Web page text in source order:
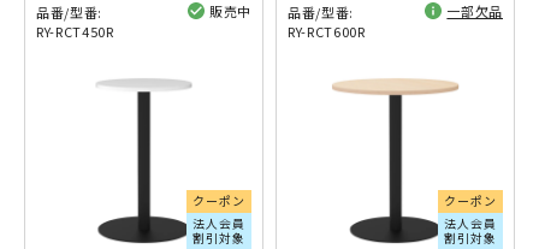
品番/型番:
RY-RCT450R
販売中
クーポン
法人会員
割引対象
品番/型番:
RY-RCT600R
一部欠品
クーポン
法人会員
割引対象